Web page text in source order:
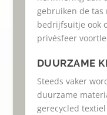
gebruiken de tas
bedrijfsuitje ook
privésfeer
DUURZAME
Steeds vaker
duurzame
gerecycled